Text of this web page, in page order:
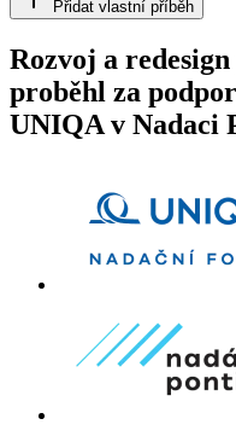
Přidat vlastní příběh
Rozvoj a
proběhl za
UNIQA v Nadaci